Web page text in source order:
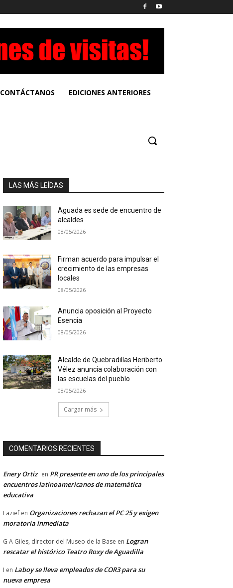
CONTÁCTANOS EDICIONES ANTERIORES
LAS MÁS LEÍDAS
Aguada es sede de encuentro de
alcaldes
08/05/2026
Firman acuerdo para impulsar el
crecimiento de las empresas
locales
08/05/2026
Anuncia oposición al Proyecto
Esencia
08/05/2026
Alcalde de Quebradillas Heriberto
Vélez anuncia colaboración con
las escuelas del pueblo
08/05/2026
Cargar más
COMENTARIOS RECIENTES
Enery Ortiz en PR presente en uno de los principales
encuentros latinoamericanos de matemática
educativa
Lazief en Organizaciones rechazan el PC 25 y exigen
moratoria inmediata
G A Giles, director del Museo de la Base en Logran
rescatar el histórico Teatro Roxy de Aguadilla
I en Laboy se lleva empleados de COR3 para su
nueva empresa